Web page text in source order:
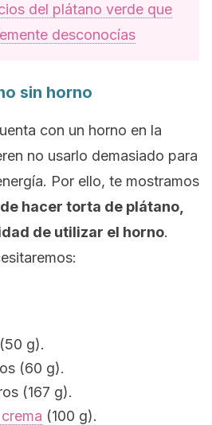
del plátano verde que
desconocías
sin horno
con un horno en la
no usarlo demasiado para
Por ello, te mostramos
hacer torta de plátano,
de utilizar el horno.
g).
(60 g).
(167 g).
(100 g).